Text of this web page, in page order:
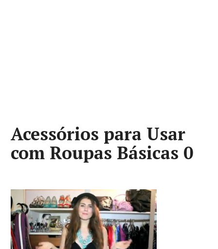
Acessórios para Usar
com Roupas Básicas 0